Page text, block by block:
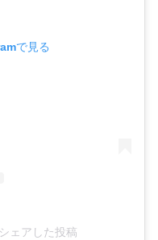
で見る
ェアした投稿